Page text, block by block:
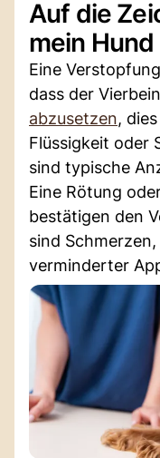
Auf die
mein
Eine
dass der
abzusetzen,
Flüssigkeit oder
sind typische
Eine Rötung
bestätigen den
sind
verminderter